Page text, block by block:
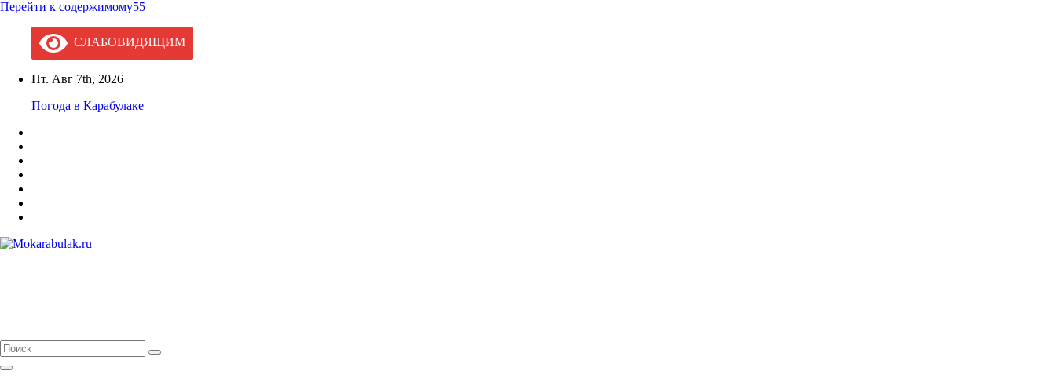
Перейти к содержимому55
СЛАБОВИДЯЩИМ
Пт. Авг 7th, 2026
Погода в Карабулаке